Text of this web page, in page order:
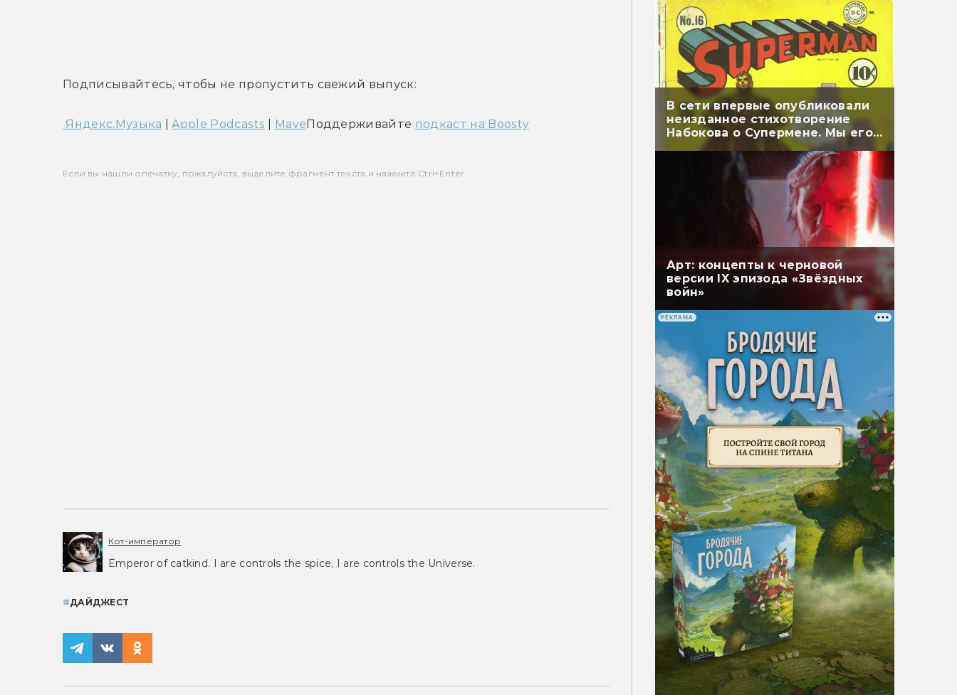
Подписывайтесь, чтобы не пропустить свежий выпуск:
Яндекс.Музыка | Apple Podcasts Mave Поддерживайте подкаст на Boosty
Если вы нашли опечатку, пожалуйста, выделите фрагмент текста и нажмите Ctrl+Enter.
Кот-император
Emperor of catkind. I are controls the spice, I are controls the Universe.
#ДАЙДЖЕСТ
В сети впервые опубликовали
неизданное стихотворение
Набокова о Супермене. Мы его
перевели
Арт: концепты к черновой
версии IX эпизода «Звёздных
войн»
РЕКЛАМА